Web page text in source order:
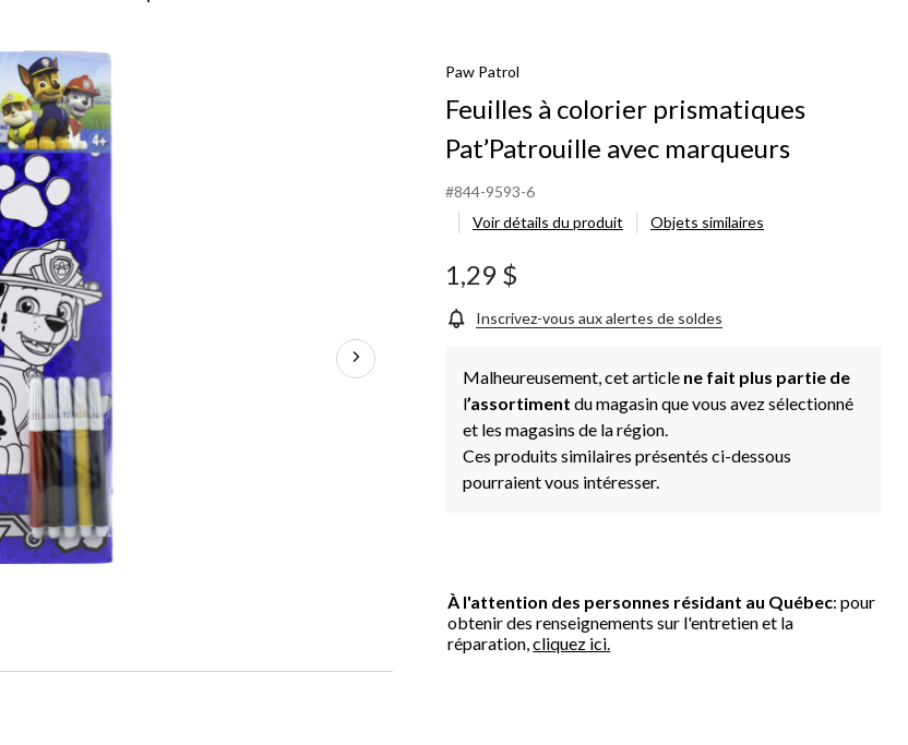
prismatiques
Pat’Patrouille
avec
marqueurs
Paw Patrol
Feuilles à colorier prismatiques
Pat’Patrouille avec marqueurs
#844-9593-6
Voir détails du produit
Objets similaires
1,29 $
Inscrivez-vous aux alertes de soldes
Malheureusement, cet article ne fait plus partie de
l’assortiment du magasin que vous avez sélectionné
et les magasins de la région.
Ces produits similaires présentés ci-dessous
pourraient vous intéresser.
À l'attention des personnes résidant au Québec: pour
obtenir des renseignements sur l'entretien et la
réparation,cliquez ici.